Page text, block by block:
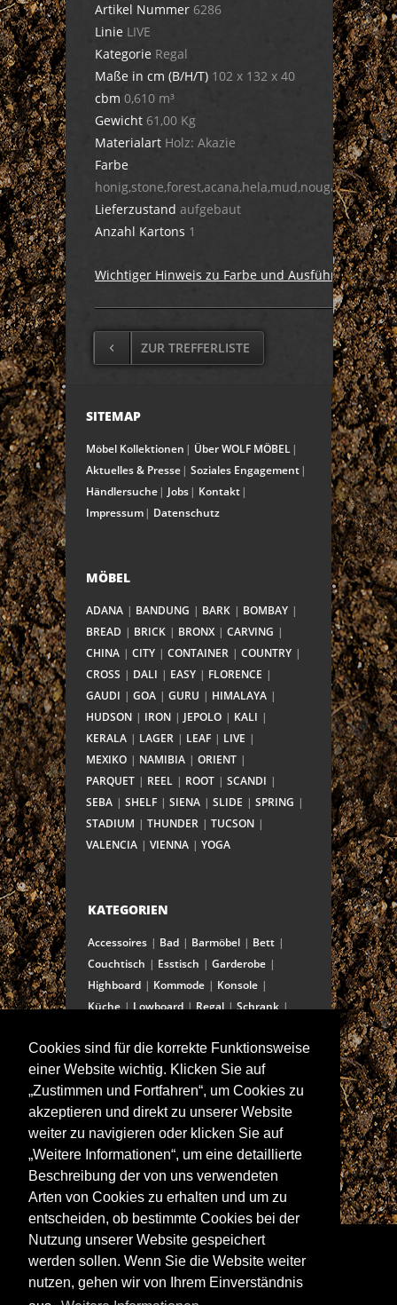
Cookies sind für die korrekte Funktionsweise
einer Website wichtig. Klicken Sie auf
„Zustimmen und Fortfahren“, um Cookies zu
akzeptieren und direkt zu unserer Website
weiter zu navigieren oder klicken Sie auf
„Weitere Informationen“, um eine detaillierte
Beschreibung der von uns verwendeten
Arten von Cookies zu erhalten und um zu
entscheiden, ob bestimmte Cookies bei der
Nutzung unserer Website gespeichert
werden sollen. Wenn Sie die Website weiter
nutzen, gehen wir von Ihrem Einverständnis
Artikel Nummer 6286
Linie LIVE
Kategorie Regal
Maße in cm (B/H/T) 102 x 132 x 40
cbm 0,610 m³
Gewicht 61,00 Kg
Materialart Holz: Akazie
Farbe
honig,stone,forest,acana,hela,mud,nougat,dula,ciga
Lieferzustand aufgebaut
Anzahl Kartons 1
Wichtiger Hinweis zu Farbe und Ausführung
ZUR TREFFERLISTE
SITEMAP
Möbel Kollektionen
Über WOLF MÖBEL
Aktuelles & Presse
Soziales Engagement
Händlersuche
Jobs
Kontakt
Impressum
Datenschutz
MÖBEL
ADANA BANDUNG BARK
BOMBAY
BREAD
BRICK BRONX
CARVING
CHINA
CITY CONTAINER
COUNTRY
CROSS
DALI EASY
FLORENCE
GAUDI
GOA GURU
HIMALAYA
HUDSON
IRON JEPOLO
KALI
KERALA
LAGER LEAF
LIVE
MEXIKO
NAMIBIA
ORIENT
PARQUET
REEL ROOT
SCANDI
SEBA
SHELF SIENA SLIDE
SPRING
STADIUM
THUNDER
TUCSON
VALENCIA
VIENNA YOGA
KATEGORIEN
Accessoires Bad Barmöbel
Bett
Couchtisch
Esstisch
Garderobe
Highboard
Kommode
Konsole
Küche
Lowboard Regal
Schrank
Stuhl/Bank
Truhe
Vitrine
Wohnwand
ANSCHRIFT
Spitalstraße 15
D-97421 Schweinfurt
Tel +49-9721 60555-60
Fax +49-9721 60555-99
E-Mail: info@wolf-moebel.de